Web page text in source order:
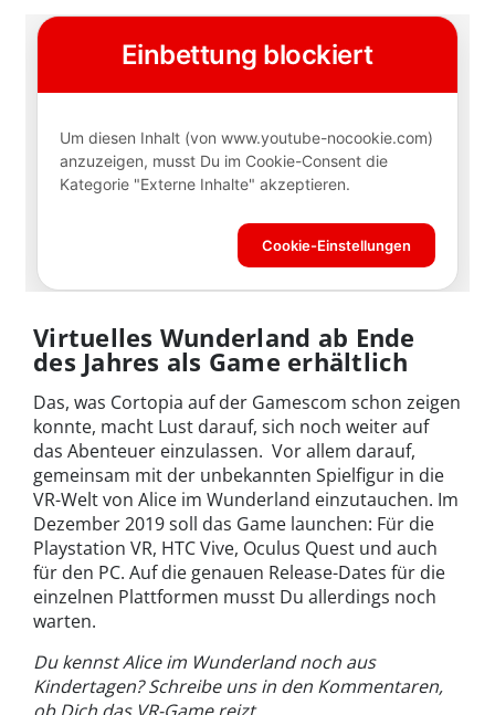
Virtuelles Wunderland ab Ende
des Jahres als Game erhältlich
Das, was Cortopia auf der Gamescom schon zeigen
konnte, macht Lust darauf, sich noch weiter auf
das Abenteuer einzulassen. Vor allem darauf,
gemeinsam mit der unbekannten Spielfigur in die
VR-Welt von Alice im Wunderland einzutauchen. Im
Dezember 2019 soll das Game launchen: Für die
Playstation VR, HTC Vive, Oculus Quest und auch
für den PC. Auf die genauen Release-Dates für die
einzelnen Plattformen musst Du allerdings noch
warten.
Du kennst Alice im Wunderland noch aus
Kindertagen? Schreibe uns in den Kommentaren,